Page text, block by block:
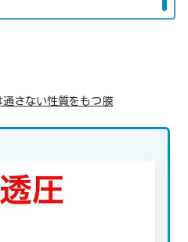
さない性質をもつ膜